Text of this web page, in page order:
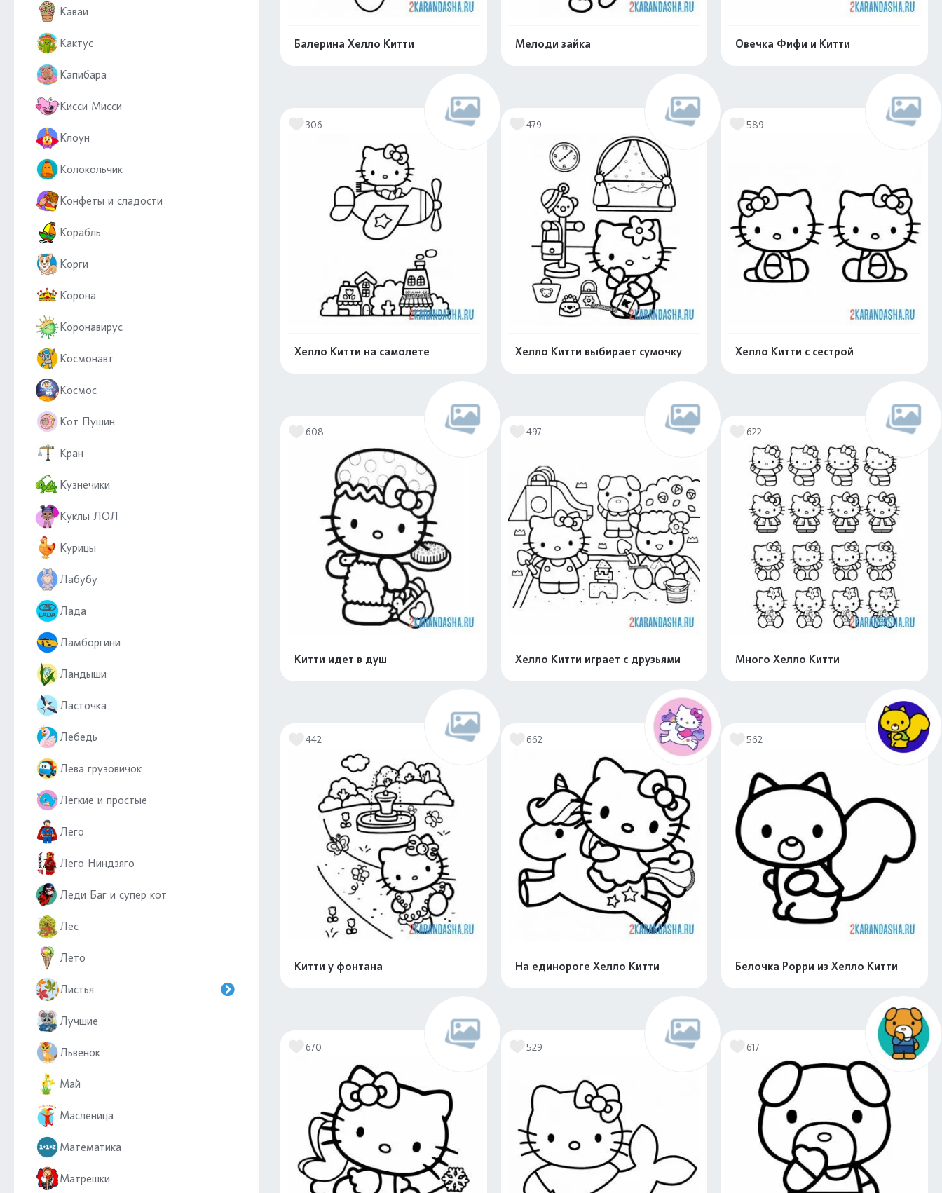
Каваи
Кактус
Капибара
Кисси Мисси
Клоун
Колокольчик
Конфеты и сладости
Корабль
Корги
Корона
Коронавирус
Космонавт
Космос
Кот Пушин
Кран
Кузнечики
Куклы ЛОЛ
Курицы
Лабубу
Лада
Ламборгини
Ландыши
Ласточка
Лебедь
Лева грузовичок
Легкие и простые
Лего
Лего Ниндзяго
Леди Баг и супер кот
Лес
Лето
Листья
Лучшие
Львенок
Май
Масленица
Математика
Матрешки
Балерина Хелло Китти Мелоди зайка Овечка Фифи и Китти
306
Хелло Китти на самолете
479
Хелло Китти выбирает сумочку
589
Хелло Китти с сестрой
608
Китти идет в душ
497
Хелло Китти играет с друзьями
Распечатать и скачать
622
Много Хелло Китти
442
Китти у фонтана
662
На единороге Хелло Китти
562
Белочка Рорри из Хелло Китти
670 529 617